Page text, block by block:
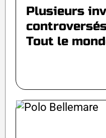
Plusieurs
Tout le